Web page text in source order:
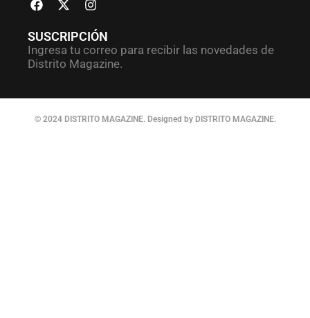
SUSCRIPCIÓN
Ingresa tu correo para recibir las novedades de
Distrito Magazine.
© 2024 DISTRITO MAGAZINE. Designed by DISTRITO MAGAZINE.